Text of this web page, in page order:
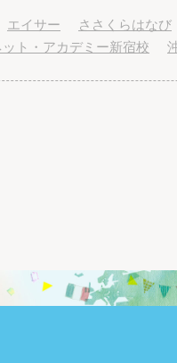
エイサー ささくらはなび
ト・アカデミー新宿校